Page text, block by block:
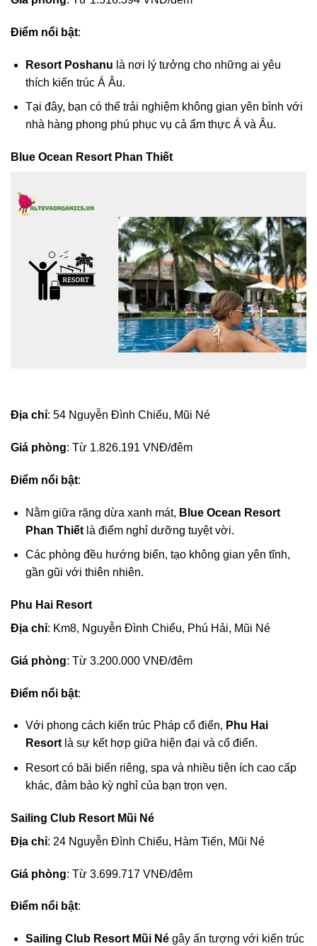
Điểm nổi bật:
Resort Poshanu là nơi lý tưởng cho những ai yêu
thích kiến trúc Á Âu.
Tại đây, bạn có thể trải nghiệm không gian yên bình với
nhà hàng phong phú phục vụ cả ẩm thực Á và Âu.
Blue Ocean Resort Phan Thiết
Địa chỉ: 54 Nguyễn Đình Chiểu, Mũi Né
Giá phòng: Từ 1.826.191 VNĐ/đêm
Điểm nổi bật:
Nằm giữa rặng dừa xanh mát, Blue Ocean Resort
Phan Thiếtlà điểm nghỉ dưỡng tuyệt vời.
Các phòng đều hướng biển, tạo không gian yên tĩnh,
gần gũi với thiên nhiên.
Phu Hai Resort
Địa chỉ: Km8, Nguyễn Đình Chiểu, Phú Hải, Mũi Né
Giá phòng: Từ 3.200.000 VNĐ/đêm
Điểm nổi bật:
Với phong cách kiến trúc Pháp cổ điển, Phu Hai
Resortlà sự kết hợp giữa hiện đại và cổ điển.
Resort có bãi biển riêng, spa và nhiều tiện ích cao cấp
khác, đảm bảo kỳ nghỉ của bạn trọn vẹn.
Sailing Club Resort Mũi Né
Địa chỉ: 24 Nguyễn Đình Chiểu, Hàm Tiến, Mũi Né
Giá phòng: Từ 3.699.717 VNĐ/đêm
Điểm nổi bật:
Sailing Club Resort Mũi Négây ấn tượng với kiến trúc